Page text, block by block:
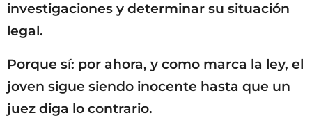
investigaciones y determinar su situación
legal.
Porque sí: por ahora, y como marca la ley, el
joven sigue siendo inocente hasta que un
juez diga lo contrario.